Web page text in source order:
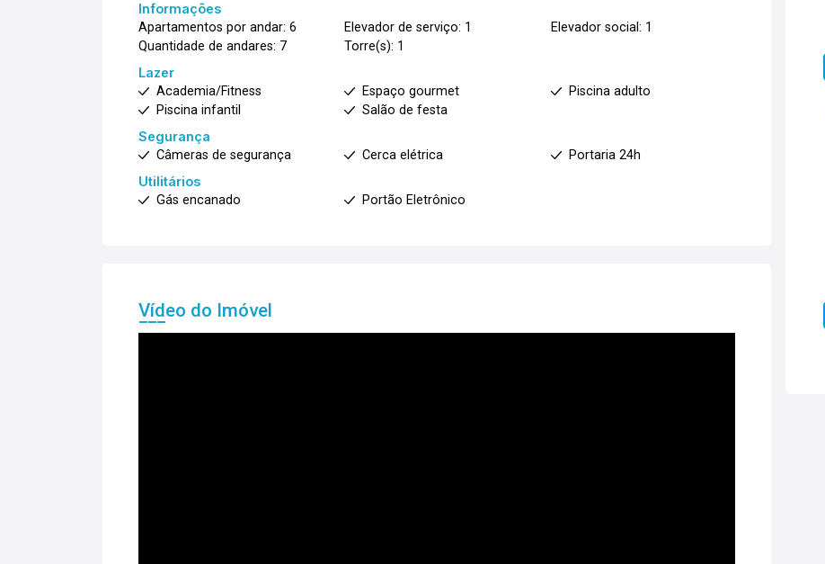
Informações
Apartamentos por andar: 6
Elevador de serviço: 1
Elevador social: 1
Quantidade de andares: 7
Torre(s): 1
Lazer
Academia/Fitness
Espaço gourmet
Piscina adulto
Piscina infantil
Salão de festa
Segurança
Câmeras de segurança
Cerca elétrica
Portaria 24h
Utilitários
Gás encanado
Portão Eletrônico
Vídeo do Imóvel